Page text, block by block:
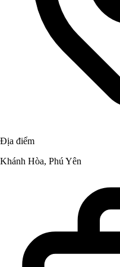
Địa điểm
Khánh Hòa, Phú Yên